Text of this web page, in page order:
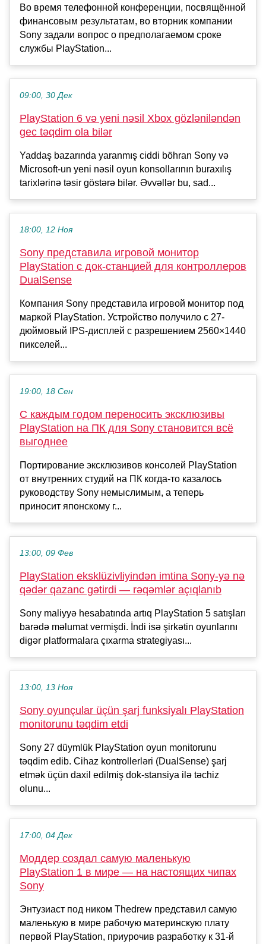
Во время телефонной конференции, посвящённой
финансовым результатам, во вторник компании
Sony задали вопрос о предполагаемом сроке
службы PlayStation...
09:00, 30 Дек
PlayStation 6 və yeni nəsil Xbox gözləniləndən
gec təqdim ola bilər
Yaddaş bazarında yaranmış ciddi böhran Sony və
Microsoft-un yeni nəsil oyun konsollarının buraxılış
tarixlərinə təsir göstərə bilər. Əvvəllər bu, sad...
18:00, 12 Ноя
Sony представила игровой монитор
PlayStation с док-станцией для контроллеров
DualSense
Компания Sony представила игровой монитор под
маркой PlayStation. Устройство получило с 27-
дюймовый IPS-дисплей с разрешением 2560×1440
пикселей...
19:00, 18 Сен
С каждым годом переносить эксклюзивы
PlayStation на ПК для Sony становится всё
выгоднее
Портирование эксклюзивов консолей PlayStation
от внутренних студий на ПК когда-то казалось
руководству Sony немыслимым, а теперь
приносит японскому г...
13:00, 09 Фев
PlayStation eksklüzivliyindən imtina Sony-yə nə
qədər qazanc gətirdi — rəqəmlər açıqlanıb
Sony maliyyə hesabatında artıq PlayStation 5 satışları
barədə məlumat vermişdi. İndi isə şirkətin oyunlarını
digər platformalara çıxarma strategiyası...
13:00, 13 Ноя
Sony oyunçular üçün şarj funksiyalı PlayStation
monitorunu təqdim etdi
Sony 27 düymlük PlayStation oyun monitorunu
təqdim edib. Cihaz kontrollerləri (DualSense) şarj
etmək üçün daxil edilmiş dok-stansiya ilə təchiz
olunu...
17:00, 04 Дек
Моддер создал самую маленькую
PlayStation 1 в мире — на настоящих чипах
Sony
Энтузиаст под ником Thedrew представил самую
маленькую в мире рабочую материнскую плату
первой PlayStation, приурочив разработку к 31-й